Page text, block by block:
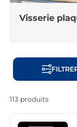
Visserie
113 produits